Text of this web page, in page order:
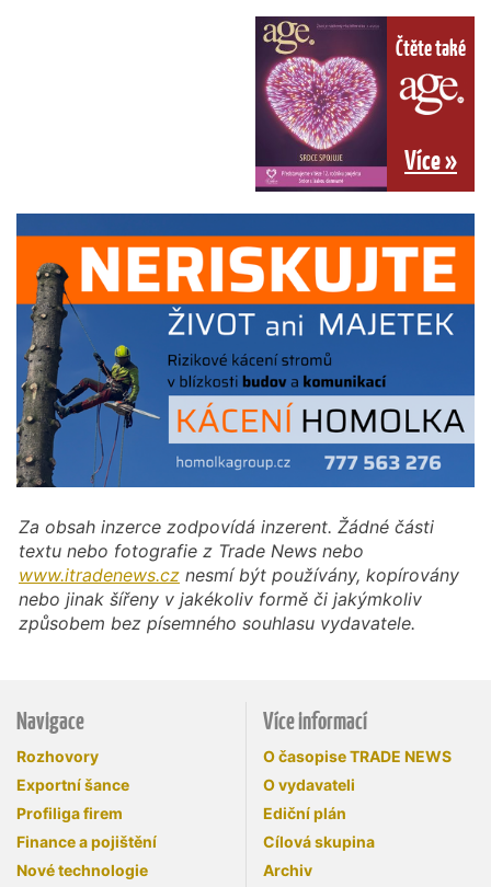
Čtěte také
Více »
Za obsah inzerce zodpovídá inzerent. Žádné části
textu nebo fotografie z Trade News nebo
www.itradenews.cz nesmí být používány, kopírovány
nebo jinak šířeny v jakékoliv formě či jakýmkoliv
způsobem bez písemného souhlasu vydavatele.
Navigace
Rozhovory
Exportní šance
Profiliga firem
Finance a pojištění
Nové technologie
Více informací
O časopise TRADE NEWS
O vydavateli
Ediční plán
Cílová skupina
Archiv